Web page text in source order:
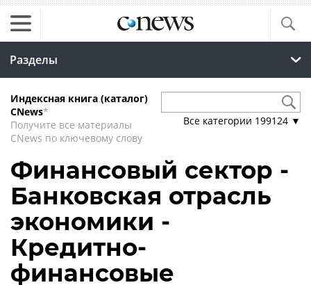
Разделы
Индексная книга (каталог)
CNews*
Получите все материалы
CNews по ключевому слову
Все категории 199124 ▼
Финансовый сектор -
Банковская отрасль
экономики -
Кредитно-
финансовые